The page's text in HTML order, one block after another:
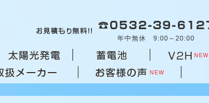
ン
ン
ツ
へ
ス
年中無休 9:00～20:00
NEW
NEW